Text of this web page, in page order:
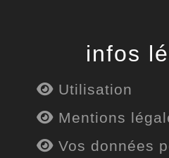
infos
Utilisation
Mentions
Vos données